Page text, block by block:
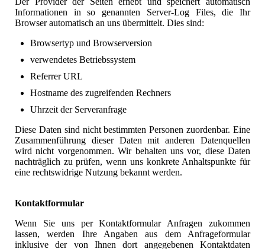
Informationen in so genannten Server-Log Files, die Ihr
Browser automatisch an uns übermittelt. Dies sind:
Browsertyp und Browserversion
verwendetes Betriebssystem
Referrer URL
Hostname des zugreifenden Rechners
Uhrzeit der Serveranfrage
Diese Daten sind nicht bestimmten Personen zuordenbar. Eine
Zusammenführung dieser Daten mit anderen Datenquellen
wird nicht vorgenommen. Wir behalten uns vor, diese Daten
nachträglich zu prüfen, wenn uns konkrete Anhaltspunkte für
eine rechtswidrige Nutzung bekannt werden.
Kontaktformular
Wenn Sie uns per Kontaktformular Anfragen zukommen
lassen, werden Ihre Angaben aus dem Anfrageformular
inklusive der von Ihnen dort angegebenen Kontaktdaten